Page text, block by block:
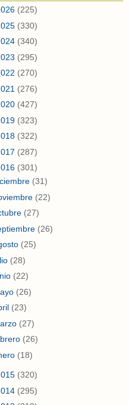
(225)
(330)
(340)
(295)
(270)
(276)
(427)
(323)
(322)
(287)
(301)
(31)
(22)
(27)
(26)
(25)
(28)
(22)
(26)
(23)
(27)
(26)
(18)
(320)
(295)